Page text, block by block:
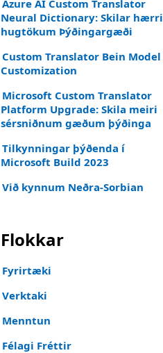
Azure AI Custom Translator
Neural Dictionary: Skilar hærri
hugtökum Þýðingargæði
Custom Translator Bein Model
Customization
Microsoft Custom Translator
Platform Upgrade: Skila meiri
sérsniðnum gæðum þýðinga
Tilkynningar þýðenda í
Microsoft Build 2023
Við kynnum Neðra-Sorbian
Flokkar
Fyrirtæki
Verktaki
Menntun
Félagi Fréttir